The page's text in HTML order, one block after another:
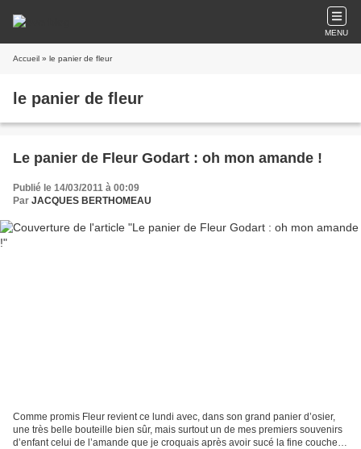
MENU
Accueil » le panier de fleur
le panier de fleur
Le panier de Fleur Godart : oh mon amande !
Publié le 14/03/2011 à 00:09
Par JACQUES BERTHOMEAU
Comme promis Fleur revient ce lundi avec, dans son grand panier d’osier,
une très belle bouteille bien sûr, mais surtout un de mes premiers souvenirs
d’enfant celui de l’amande que je croquais après avoir sucé la fine couche